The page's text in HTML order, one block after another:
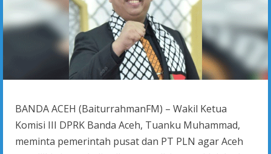
BANDA ACEH (BaiturrahmanFM) – Wakil Ketua
Komisi III DPRK Banda Aceh, Tuanku Muhammad,
meminta pemerintah pusat dan PT PLN agar Aceh